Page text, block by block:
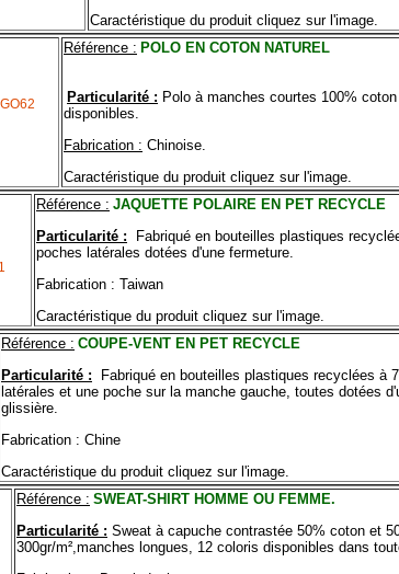
Caractéristique du produit cliquez sur l'image.
Référence : POLO EN COTON NATUREL
Particularité : Polo à manches courtes 100%
disponibles.
Fabrication : Chinoise.
Caractéristique du produit cliquez sur l'image.
Référence : JAQUETTE POLAIRE EN PET RECYCLE
Particularité :
Fabriqué en bouteilles plastiques
poches latérales dotées d'une fermeture.
Fabrication : Taiwan
Caractéristique du produit cliquez sur l'image.
Référence : COUPE-VENT EN PET RECYCLE
Particularité :
Fabriqué en bouteilles plastiques recyclées à
latérales et une poche sur la manche gauche, toutes dotées
glissière.
Fabrication : Chine
Caractéristique du produit cliquez sur l'image.
Référence : SWEAT-SHIRT HOMME OU FEMME.
Particularité : Sweat à capuche contrastée 50% coton et
300gr/m²,manches longues, 12 coloris disponibles dans